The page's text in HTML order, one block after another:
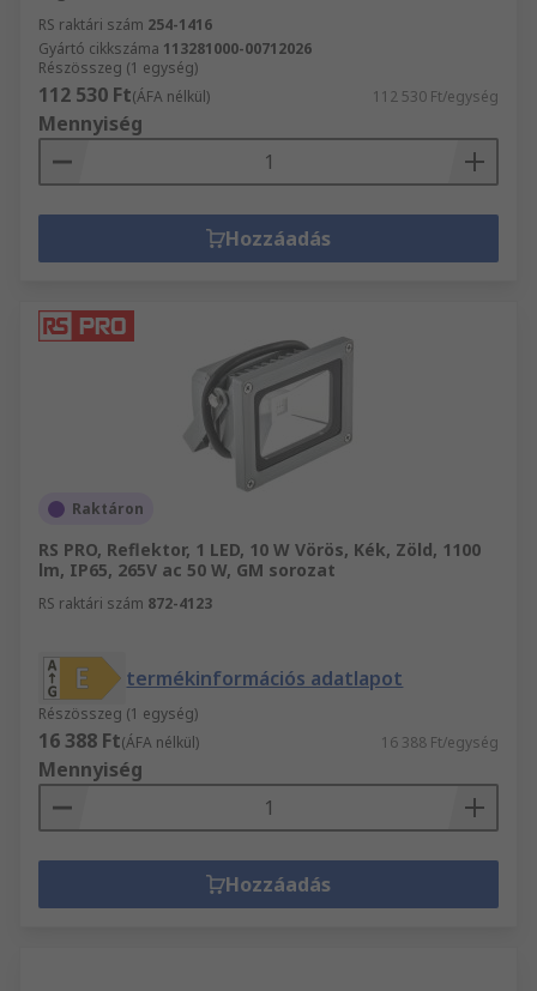
RS raktári szám 254-1416
Gyártó cikkszáma 113281000-00712026
Részösszeg (1 egység)
112 530 Ft(ÁFA nélkül) 112 530 Ft/egység
Mennyiség
Hozzáadás
Raktáron
RS PRO, Reflektor, 1 LED, 10 W Vörös, Kék, Zöld, 1100
lm, IP65, 265V ac 50 W, GM sorozat
RS raktári szám 872-4123
termékinformációs adatlapot
Részösszeg (1 egység)
16 388 Ft(ÁFA nélkül) 16 388 Ft/egység
Mennyiség
Hozzáadás